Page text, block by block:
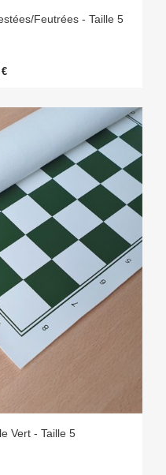
Feutrées - Taille 5
Vert - Taille 5